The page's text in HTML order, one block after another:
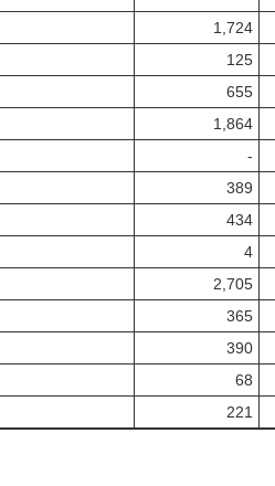
1,724
125
655
1,864
‐
389
434
4
2,705
365
390
68
221